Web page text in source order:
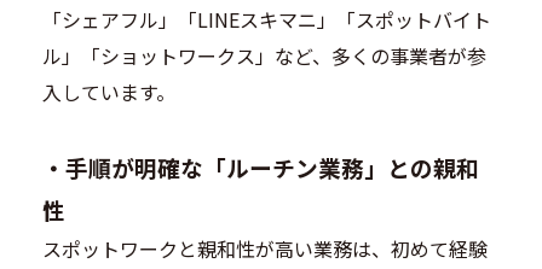
「シェアフル」「LINEスキマニ」「スポットバイト
ル」「ショットワークス」など、多くの事業者が参
入しています。
・ 手順が明確な「ルーチン業務」との親和
性
スポットワークと親和性が高い業務は、初めて経験